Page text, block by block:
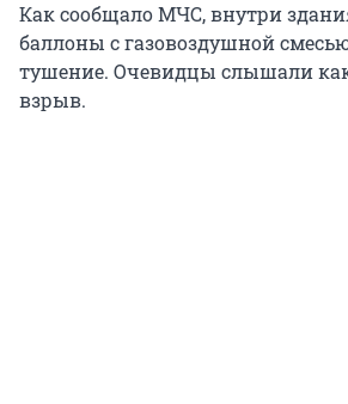
Как сообщало МЧС, внутри
баллоны с газовоздушной
тушение. Очевидцы слышали
взрыв.